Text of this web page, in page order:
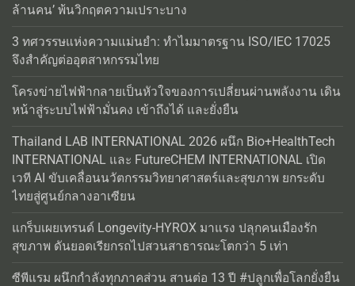
ล้านคน’ พ้นวิกฤตความเปราะบาง
3 ทศวรรษแห่งความแม่นยำ: ทำไมมาตรฐาน ISO/IEC 17025
จึงสำคัญต่ออุตสาหกรรมไทย
โครงข่ายไฟฟ้ากลายเป็นหัวใจของการเปลี่ยนผ่านพลังงาน เดิน
หน้าสู่ระบบไฟฟ้ามั่นคง เข้าถึงได้ และยั่งยืน
Thailand LAB INTERNATIONAL 2026 ผนึก Bio+HealthTech
INTERNATIONAL และ FutureCHEM INTERNATIONAL เปิด
เวที AI ขับเคลื่อนนวัตกรรมวิทยาศาสตร์และสุขภาพ ยกระดับ
ไทยสู่ศูนย์กลางอาเซียน
แกร็บเผยเทรนด์ Longevity-HYROX มาแรง ปลุกคนเมืองรัก
สุขภาพ ดันยอดเรียกรถไปสวนสาธารณะโตกว่า 5 เท่า
ซีพีแรม ผนึกกำลังทุกภาคส่วน สานต่อ 13 ปี #ปลูกเพื่อโลกยั่งยืน